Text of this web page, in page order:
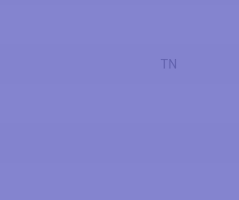
TN